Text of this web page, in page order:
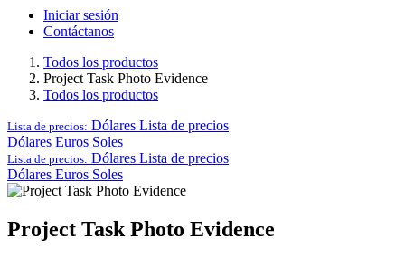
Iniciar sesión
Contáctanos
Todos los productos
Project Task Photo Evidence
Todos los productos
Lista de precios: Dólares Lista de precios
Dólares Euros Soles
Lista de precios: Dólares Lista de precios
Dólares Euros Soles
Project Task Photo Evidence